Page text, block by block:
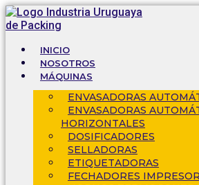
Ir
al
INICIO
NOSOTROS
MÁQUINAS
ENVASADORAS
ENVASADORAS
HORIZONTALES
DOSIFICADORES
SELLADORAS
ETIQUETADORAS
FECHADORES